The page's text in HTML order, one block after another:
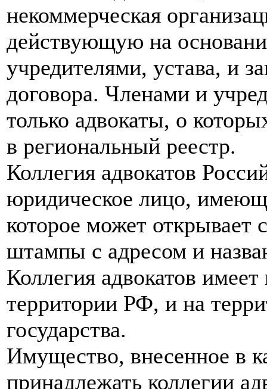
некоммерческая
действующую на
учредителями, устава, и
договора. Членами и
только адвокаты, о
в региональный реестр.
Коллегия адвокатов
юридическое лицо,
которое может открывает
штампы с адресом и
Коллегия адвокатов
территории РФ, и на
государства.
Имущество, внесенное в
принадлежать коллегии